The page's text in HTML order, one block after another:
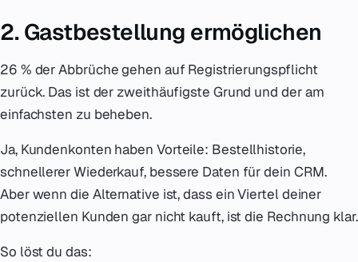
2. Gastbestellung ermöglichen
26 % der Abbrüche gehen auf Registrierungspflicht
zurück. Das ist der zweithäufigste Grund und der am
einfachsten zu beheben.
Ja, Kundenkonten haben Vorteile: Bestellhistorie,
schnellerer Wiederkauf, bessere Daten für dein CRM.
Aber wenn die Alternative ist, dass ein Viertel deiner
potenziellen Kunden gar nicht kauft, ist die Rechnung klar.
So löst du das: